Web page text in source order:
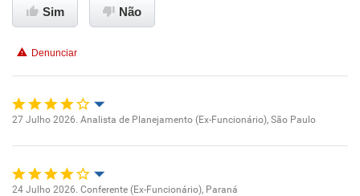
Benefícios
Recomenda a diretoria
Sim Não
Denunciar
Ambiente de trabalho
27 Julho 2026. Analista de Planejamento (Ex-Funcionário), São Paulo
24 Julho 2026. Conferente (Ex-Funcionário), Paraná